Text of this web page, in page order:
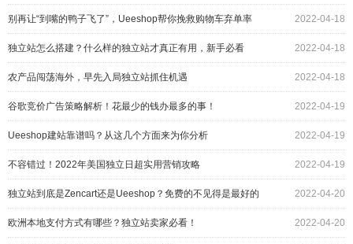
别再让“到嘴的鸭子飞了”，Ueeshop帮你挽救购物车弃单率 2022-04-18
独立站怎么搭建？什么样的独立站才真正有用，新手必看 2022-04-18
农产品闯荡海外，早先入局独立站抓住机遇 2022-04-18
谷歌竞价广告策略解析！花最少的钱办最多的事！ 2022-04-19
Ueeshop建站靠谱吗？从这几个方面来为你分析 2022-04-19
不容错过！2022年美国独立日超实用营销攻略 2022-04-19
独立站到底是Zencart还是Ueeshop？免费的不见得是最好的 2022-04-20
欧洲本地支付方式有哪些？独立站卖家必看！ 2022-04-20